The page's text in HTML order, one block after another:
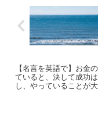
【名言を英語で】お金
ていると、決して成功
し、やっていることが